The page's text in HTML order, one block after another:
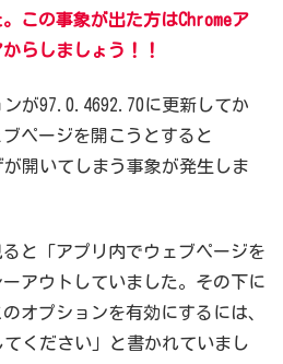
この事象が出た方はChromeア
らしましょう！！
ンが97.0.4692.70に更新してか
ページを開こうとすると
が開いてしまう事象が発生しま
と「アプリ内でウェブページを
アウトしていました。その下に
オプションを有効にするには、
てください」と書かれていまし